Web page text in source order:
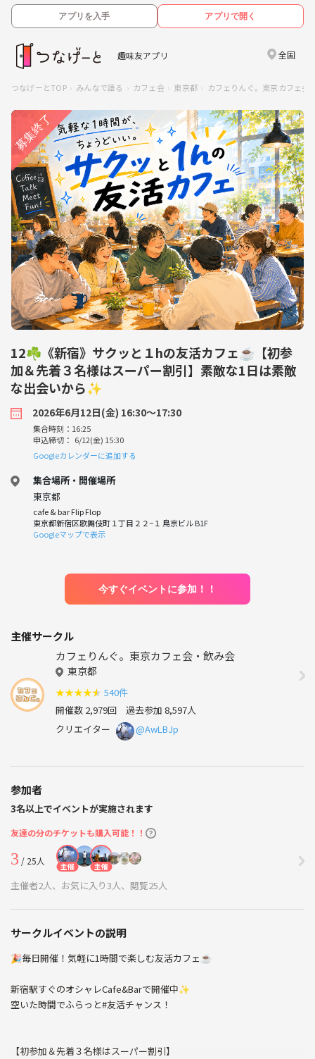
アプリを入手 アプリで開く
趣味友アプリ 全国
つなげーとTOP みんなで語る カフェ会 東京都 カフェりんぐ。東京カフェ会
12☘️《新宿》サクッと１hの友活カフェ☕️【初参
加＆先着３名様はスーパー割引】素敵な1日は素敵
な出会いから✨
2026年6月12日(金) 16:30〜17:30
集合時刻：16:25
申込締切： 6/12(金) 15:30
Googleカレンダーに追加する
集合場所・開催場所
東京都
cafe & bar Flip Flop
東京都新宿区歌舞伎町１丁目２２−１ 鳥京ビル B1F
Googleマップで表示
今すぐイベントに参加！！
主催サークル
カフェりんぐ。東京カフェ会・飲み会
東京都
★★★★★ 540件
開催数 2,979回 過去参加 8,597人
クリエイター
@AwLBJp
参加者
3名以上でイベントが実施されます
友達の分のチケットも購入可能！！
3 / 25人 主催 主催
主催者2人、お気に入り3人、閲覧25人
サークルイベントの説明
🎉毎日開催！気軽に1時間で楽しむ友活カフェ☕️
新宿駅すぐのオシャレCafe&Barで開催中✨
空いた時間でふらっと#友活チャンス！
【初参加＆先着３名様はスーパー割引】